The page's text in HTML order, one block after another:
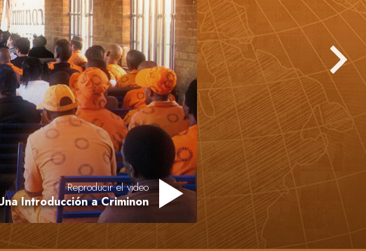
Drogas
Humanos
por los
de Scientology
Servicios Iniciales Ayudas para Enfermedades y Lesiones
La Integridad y la Honestidad
El Matrimonio
La Escala Tonal Emocional
Respuestas a las Drogas
Los Niños
Herramientas para el Entorno Laboral
La Ética y las
Condiciones
Reproducir el video
Introducción a Criminon